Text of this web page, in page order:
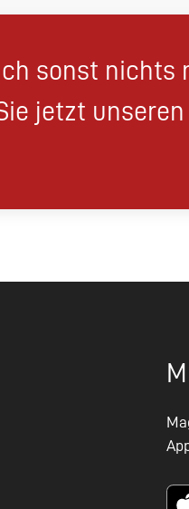
sonst nichts
jetzt unseren